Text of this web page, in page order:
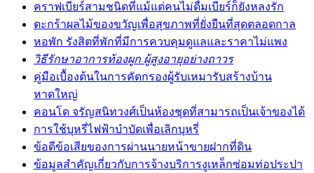
คราฟเบียร์สามชนิดที่แม้แต่คนไม่ดื่มเบียร์ก็ยังหลงรัก
ตะกร้าผลไม้ของขวัญเพื่อสุขภาพที่ยั่งยืนที่สุดตลอดกาล
หอพัก รังสิตที่พักที่มีการควบคุมดูแลและราคาไม่แพง
วิธีรักษาอาการท้องผูก ผู้สูงอายุอย่างถาวร
คู่มือเบื้องต้นในการคัดกรองผู้รับเหมารับสร้างบ้าน
หาดใหญ่
คอนโด จรัญสนิทวงศ์เป็นห้องชุดที่สามารถเป็นเจ้าของได้
การใช้บุหรี่ไฟฟ้าบำบัดเพื่อเลิกบุหรี่
ข้อดีข้อเสียของการผ่านนายหน้าขายฝากที่ดิน
ข้อมูลสำคัญเกี่ยวกับการจ้างบริการงูเหล็กซ่อมท่อประปา